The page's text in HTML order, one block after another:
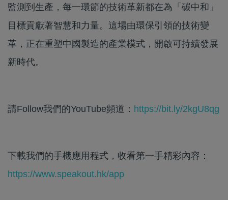
監測到生產，每一環節的技術革新都在為「碳中和」
目標貢獻著智慧和力量。這場由環保引領的技術變
革，正在重塑中國製造的產業模式，開啟可持續發展
新時代。
請Follow我們的YouTube頻道： https://bit.ly/2kgU8qg
下載我們的手機應用程式，收看第一手精彩內容：
https://www.speakout.hk/app